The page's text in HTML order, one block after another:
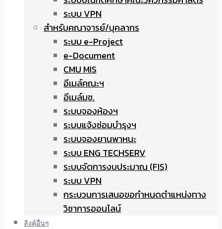
ระบบ VPN
สำหรับคณาจารย์/บุคลากร
ระบบ e-Project
e-Document
CMU MIS
อีเมล์คณะฯ
อีเมล์มช.
ระบบจองห้องฯ
ระบบแจ้งซ่อมบำรุงฯ
ระบบจองยานพาหนะ
ระบบ ENG TECHSERV
ระบบจัดการงบประมาณ (FIS)
ระบบ VPN
กระบวนการเสนอขอกำหนดตำแหน่งทาง
วิชาการออนไลน์
ลิงค์อื่นๆ